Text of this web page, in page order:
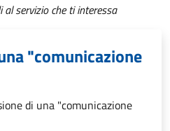
al servizio che ti interessa
"comunicazione
di una "comunicazione